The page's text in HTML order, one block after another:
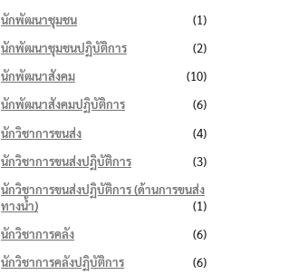
นักพัฒนาชุมชน
(1)
นักพัฒนาชุมชนปฏิบัติการ
(2)
นักพัฒนาสังคม
(10)
นักพัฒนาสังคมปฏิบัติการ
(6)
นักวิชาการขนส่ง
(4)
นักวิชาการขนส่งปฏิบัติการ
(3)
นักวิชาการขนส่งปฏิบัติการ (ด้านการขนส่ง
ทางน้ำ)
(1)
นักวิชาการคลัง
(6)
นักวิชาการคลังปฏิบัติการ
(6)